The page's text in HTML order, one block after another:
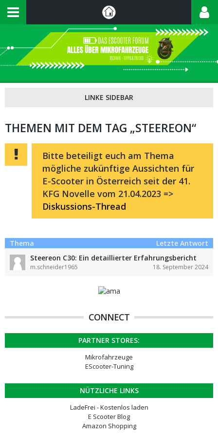
THEMEN MIT DEM TAG „STEEREON“
Bitte beteiligt euch am Thema
mögliche zukünftige Aussichten für
E-Scooter in Österreich seit der 41.
KFG Novelle vom 21.04.2023 =>
Diskussions-Thread
Thema
Letzte Antwort
Steereon C30: Ein detaillierter Erfahrungsbericht
m.schneider1965 18. September 2024
CONNECT
PARTNER STORES:
Mikrofahrzeuge
EScooter-Tuning
NÜTZLICHE LINKS
LadeFrei - Kostenlos laden
E Scooter Blog
Amazon Shopping